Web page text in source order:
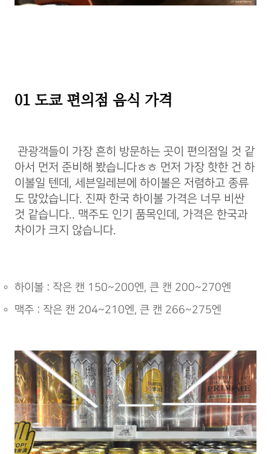
01 도쿄 편의점 음식 가격
관광객들이 가장 흔히 방문하는 곳이 편의점일 것 같
아서 먼저 준비해 봤습니다ㅎㅎ 먼저 가장 핫한 건 하
이볼일 텐데, 세븐일레븐에 하이볼은 저렴하고 종류
도 많았습니다. 진짜 한국 하이볼 가격은 너무 비싼
것 같습니다.. 맥주도 인기 품목인데, 가격은 한국과
차이가 크지 않습니다.
하이볼 : 작은 캔 150~200엔, 큰 캔 200~270엔
맥주 : 작은 캔 204~210엔, 큰 캔 266~275엔